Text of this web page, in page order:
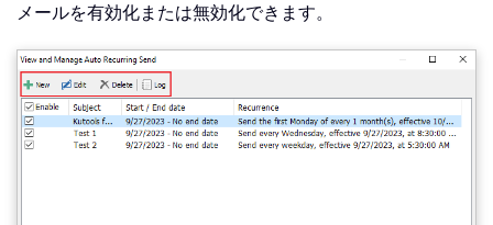
メールを有効化または無効化できます。